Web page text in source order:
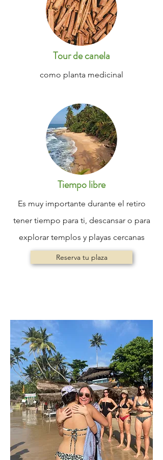
Tour de canela
como planta medicinal
Tiempo libre
Es muy importante durante el retiro
tener tiempo para ti, descansar o para
explorar templos y playas cercanas
Reserva tu plaza